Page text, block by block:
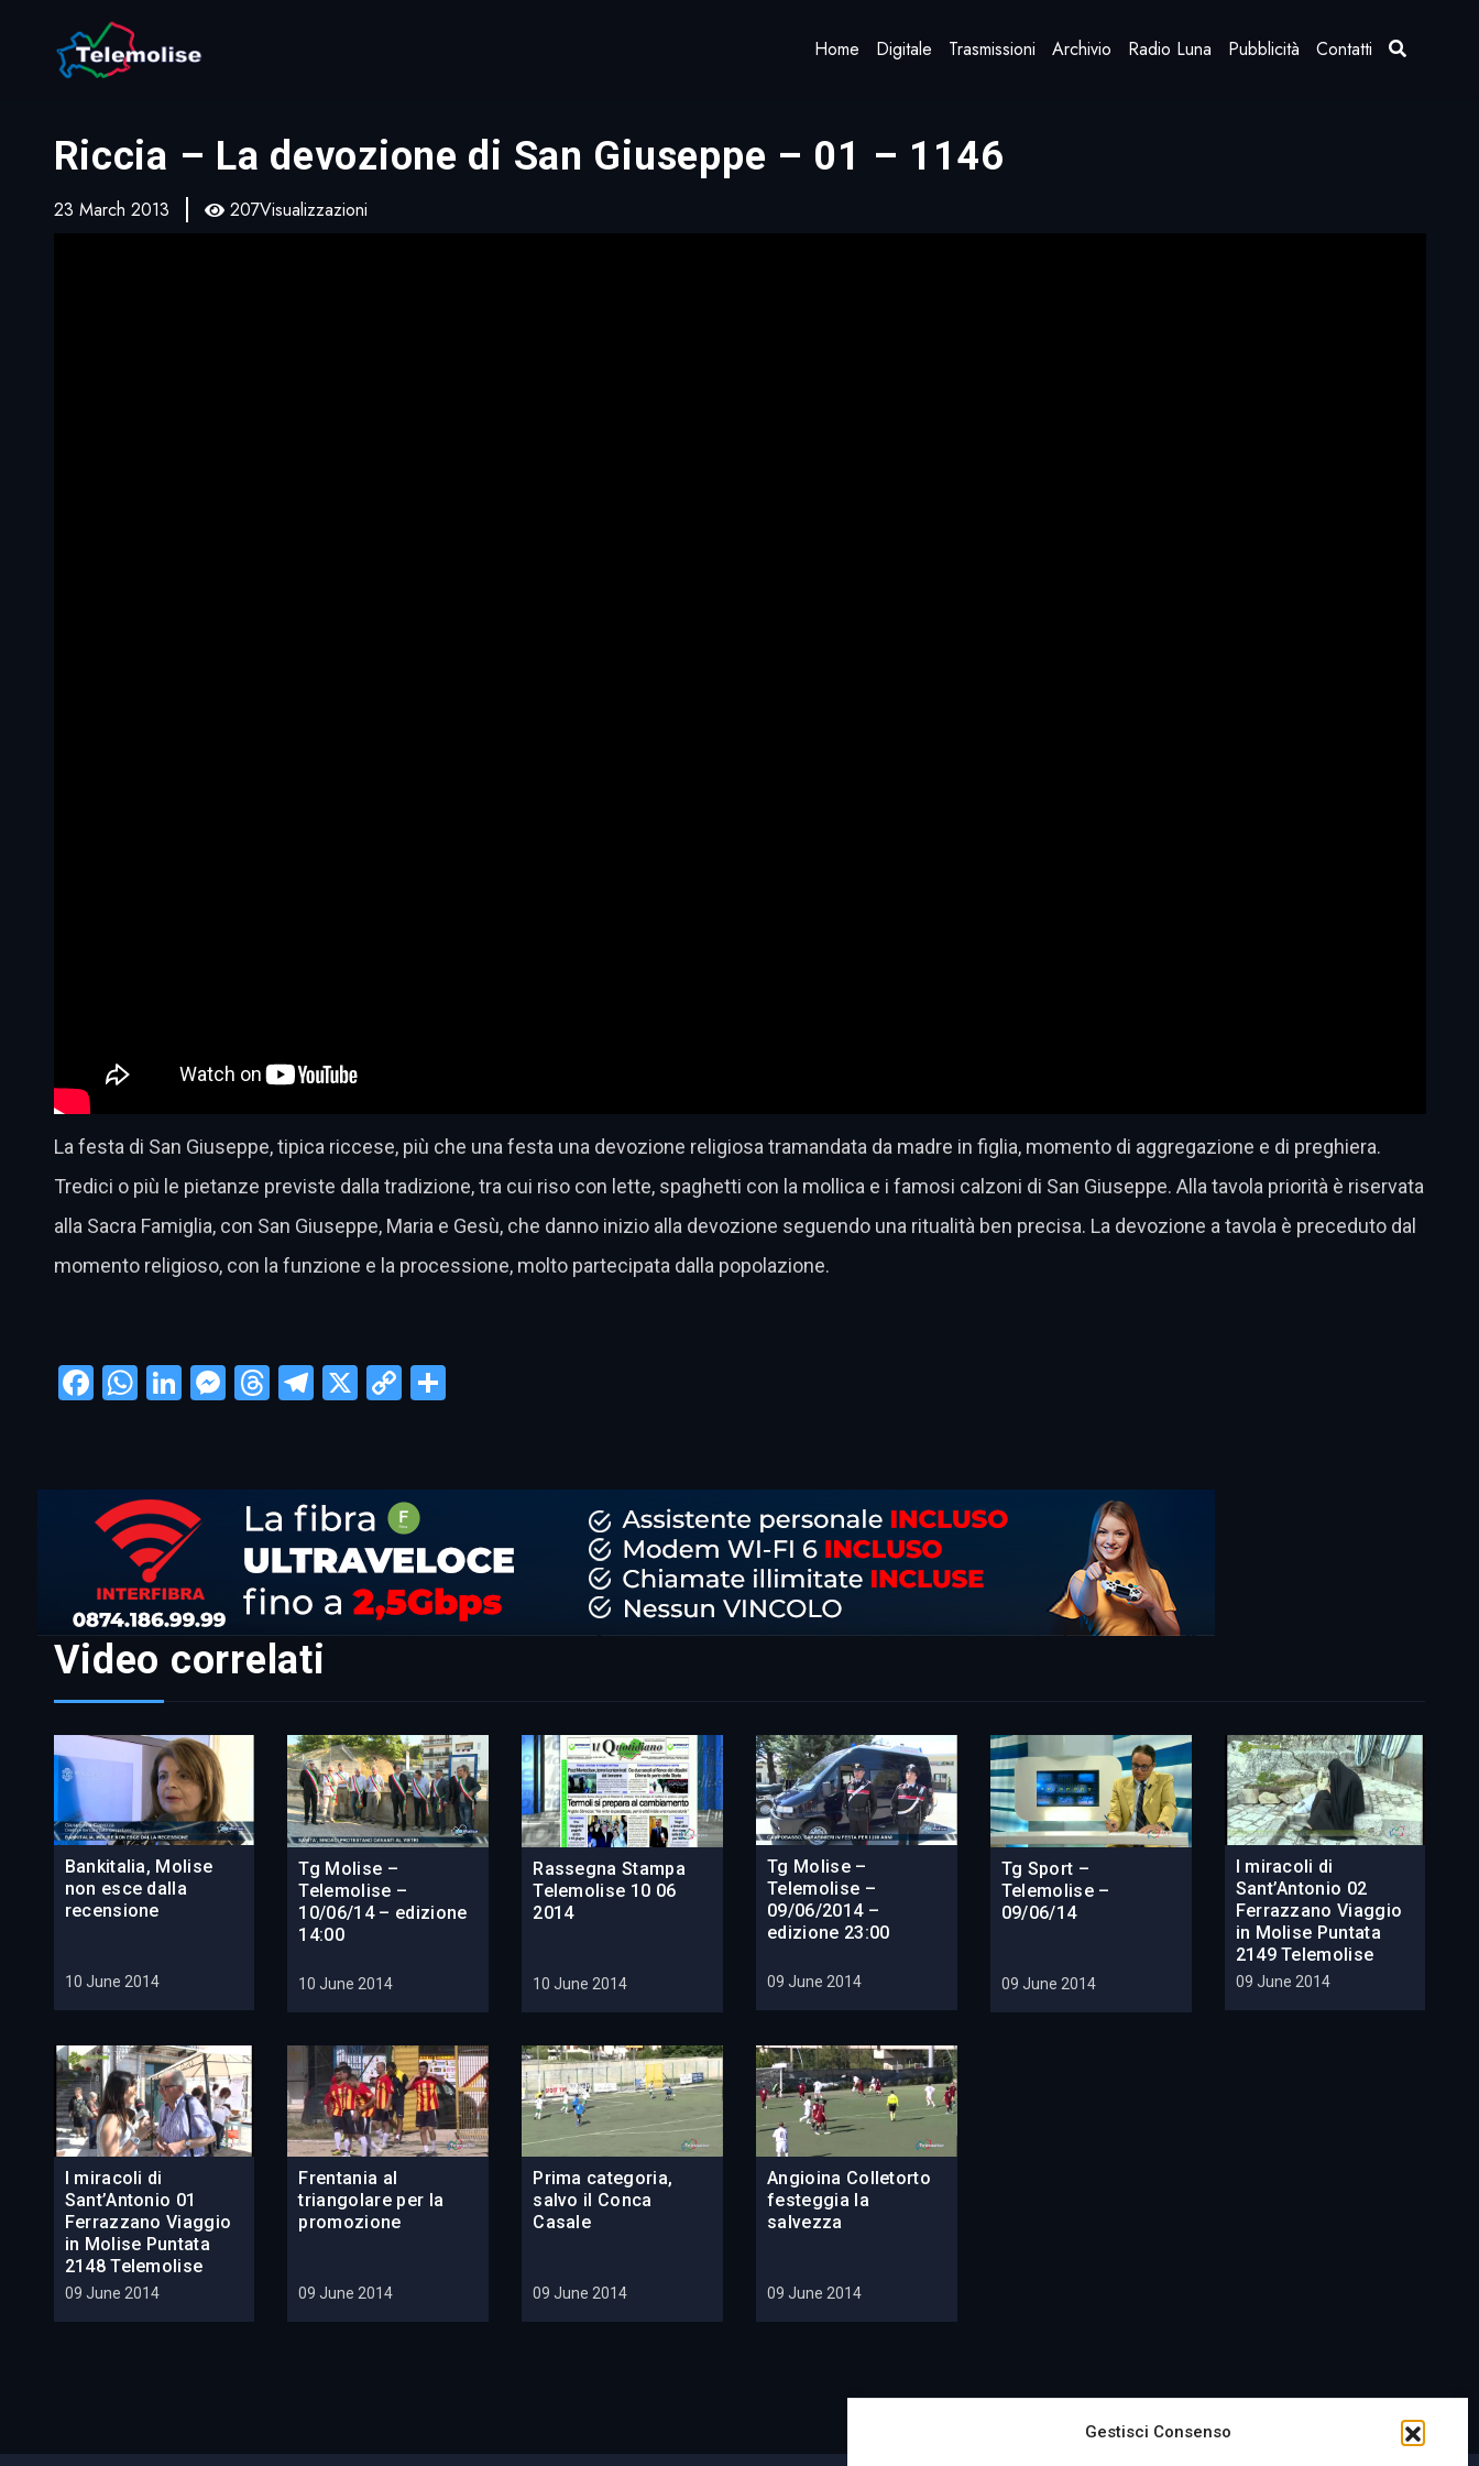
Gestisci Consenso
Home Digitale Trasmissioni Archivio Radio Luna Pubblicità Contatti
Riccia – La devozione di San Giuseppe – 01 – 1146
23 March 2013 207Visualizzazioni
La festa di San Giuseppe, tipica riccese, più che una festa una devozione religiosa tramandata da madre in figlia, momento di aggregazione e di preghiera.
Tredici o più le pietanze previste dalla tradizione, tra cui riso con lette, spaghetti con la mollica e i famosi calzoni di San Giuseppe. Alla tavola priorità è riservata
alla Sacra Famiglia, con San Giuseppe, Maria e Gesù, che danno inizio alla devozione seguendo una ritualità ben precisa. La devozione a tavola è preceduto dal
momento religioso, con la funzione e la processione, molto partecipata dalla popolazione.
Facebook
WhatsApp
LinkedIn
Messenger
Threads
Telegram
X CopyCondividi
Video correlati
Bankitalia, Molise
non esce dalla
recensione
10 June 2014
Tg Molise –
Telemolise –
10/06/14 – edizione
14:00
10 June 2014
Rassegna Stampa
Telemolise 10 06
2014
10 June 2014
Tg Molise –
Telemolise –
09/06/2014 –
edizione 23:00
09 June 2014
Tg Sport –
Telemolise –
09/06/14
09 June 2014
I miracoli di
Sant’Antonio 02
Ferrazzano Viaggio
in Molise Puntata
2149 Telemolise
09 June 2014
I miracoli di
Sant’Antonio 01
Ferrazzano Viaggio
in Molise Puntata
2148 Telemolise
09 June 2014
Frentania al
triangolare per la
promozione
09 June 2014
Prima categoria,
salvo il Conca
Casale
09 June 2014
Angioina Colletorto
festeggia la
salvezza
09 June 2014